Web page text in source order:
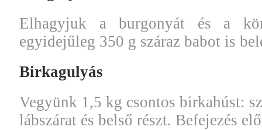
Elhagyjuk a burgonyát és a
egyidejűleg 350 g száraz babot is
Birkagulyás
Vegyünk 1,5 kg csontos birkahúst:
lábszárat és belső részt. Befejezés